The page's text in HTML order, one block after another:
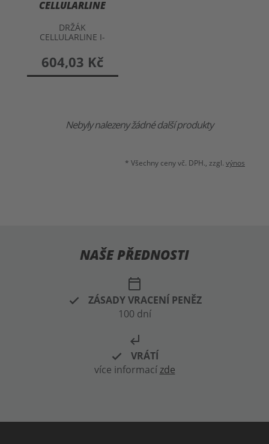
CELLULARLINE
DRŽÁK
CELLULARLINE I-
PŘIPOJENÍM NA
POPRUH
604,03 Kč
Nebyly nalezeny žádné další produkty
* Všechny ceny vč. DPH., zzgl. výnos
NAŠE PŘEDNOSTI
calendar_today
ZÁSADY VRACENÍ PENĚZ
100 dní
subdirectory_arrow_left
VRÁTÍ
více informacízde